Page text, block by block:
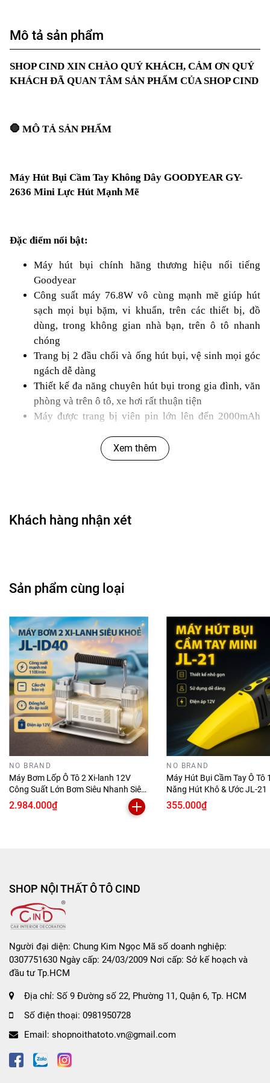
Mô tả sản phẩm
SHOP CIND XIN CHÀO QUÝ KHÁCH, CẢM ƠN QUÝ
KHÁCH ĐÃ QUAN TÂM SẢN PHẨM CỦA SHOP CIND
🛑 MÔ TẢ SẢN PHẨM
Máy Hút Bụi Cầm Tay Không Dây GOODYEAR GY-
2636 Mini Lực Hút Mạnh Mẽ
Đặc điểm nổi bật:
Máy hút bụi chính hãng thương hiệu nổi tiếng
Goodyear
Công suất máy 76.8W vô cùng mạnh mẽ giúp hút
sạch mọi bụi bặm, vi khuẩn, trên các thiết bị, đồ
dùng, trong không gian nhà bạn, trên ô tô nhanh
chóng
Trang bị 2 đầu chổi và ống hút bụi, vệ sinh mọi góc
ngách dễ dàng
Thiết kế đa năng chuyên hút bụi trong gia đình, văn
phòng và trên ô tô, xe hơi rất thuận tiện
Máy được trang bị viên pin lớn lên đến 2000mAh
Áp dụng công nghệ lốc xoáy mới nhất mang đến khả
Tạm biệt bụi bẩn tạo nên một không gian thoáng mát
Thông số kỹ thuật:
Màu: Xanh dương
Chất liệu: Nhựa ABS
Kích thước: 32x10x10cm
Trọng lượng: 500g
Công suất:76.8W
Áp suất chân không: 6100PA
Dung lượng pin: 2000mAh
Cổng sạc USB: 9V-1A
Hướng dẫn sử dụng
Bước 1: Sạc đầy pin cho máy bằng nguồn USB
Bước 2: Thay thế các đầu hút theo nhu cầu sử dụng
Bước 3: Bật công tắc ON/OFF để bắt đầu hút bụi
Bước 4: Sau khi hút bụi xong tiến hành vệ sinh cốc
Hướng dẫn bảo quản
- Hình ảnh sản phẩm là ảnh thật do shop tự chụp và giữ
- Sản phẩm được kiểm tra kỹ càng, đóng gói cẩn thận và tư
vấn nhiệt tình trước khi gói hàng giao cho Quý Khách.
Xem thêm
Khách hàng nhận xét
Sản phẩm cùng loại
NO BRAND
Máy Bơm Lốp Ô Tô 2 Xi-lanh 12V
Công Suất Lớn Bơm Siêu Nhanh Siêu
Khoẻ JL-ID40
2.984.000₫
NO BRAND
Máy Hút Bụi Cầm Tay Ô Tô
Năng Hút Khô & Ước JL-21
355.000₫
SHOP NỘI THẤT Ô TÔ CIND
Người đại diện: Chung Kim Ngọc Mã số doanh nghiệp:
0307751630 Ngày cấp: 24/03/2009 Nơi cấp: Sở kế hoạch và
đầu tư Tp.HCM
Địa chỉ: Số 9 Đường số 22, Phường 11, Quận 6, Tp. HCM
Số điện thoại: 0981950728
Email: shopnoithatoto.vn@gmail.com